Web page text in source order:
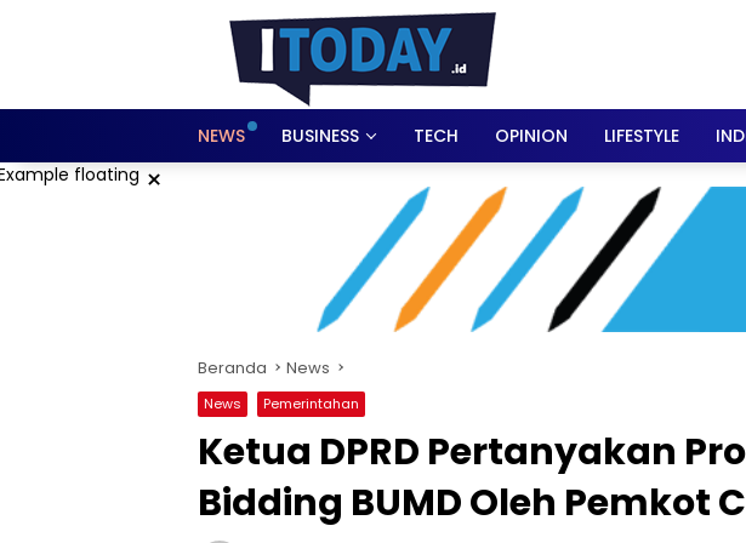
NEWS BUSINESS TECH OPINION LIFESTYLE
×
Beranda News
News Pemerintahan
Ketua DPRD Pertanyakan
Bidding BUMD Oleh Pemkot